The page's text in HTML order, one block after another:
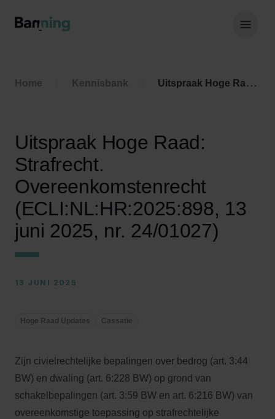
Home Kennisbank Uitspraak Hoge Raad: Strafrecht. Overeenkomstenrecht (ECLI:NL:HR:2025:898, 13 juni 2025, nr. 24/01027)
Uitspraak Hoge Raad:
Strafrecht.
Overeenkomstenrecht
(ECLI:NL:HR:2025:898, 13
juni 2025, nr. 24/01027)
13 JUNI 2025
Hoge Raad Updates Cassatie
Zijn civielrechtelijke bepalingen over bedrog (art. 3:44
BW) en dwaling (art. 6:228 BW) op grond van
schakelbepalingen (art. 3:59 BW en art. 6:216 BW) van
overeenkomstige toepassing op strafrechtelijke